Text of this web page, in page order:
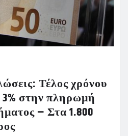
Τέλος χρόνου
στην πληρωμή
– Στα 1.800